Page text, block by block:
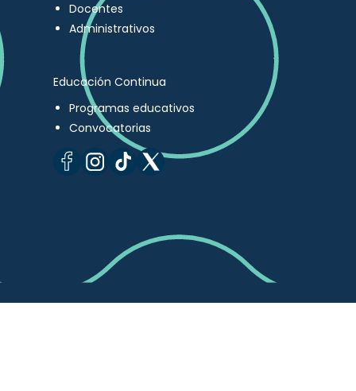
Docentes
Administrativos
Educación Continua
Programas educativos
Convocatorias